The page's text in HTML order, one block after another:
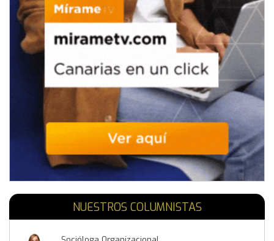
NUESTROS COLUMNISTAS